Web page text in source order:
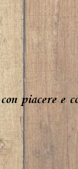
piacere e